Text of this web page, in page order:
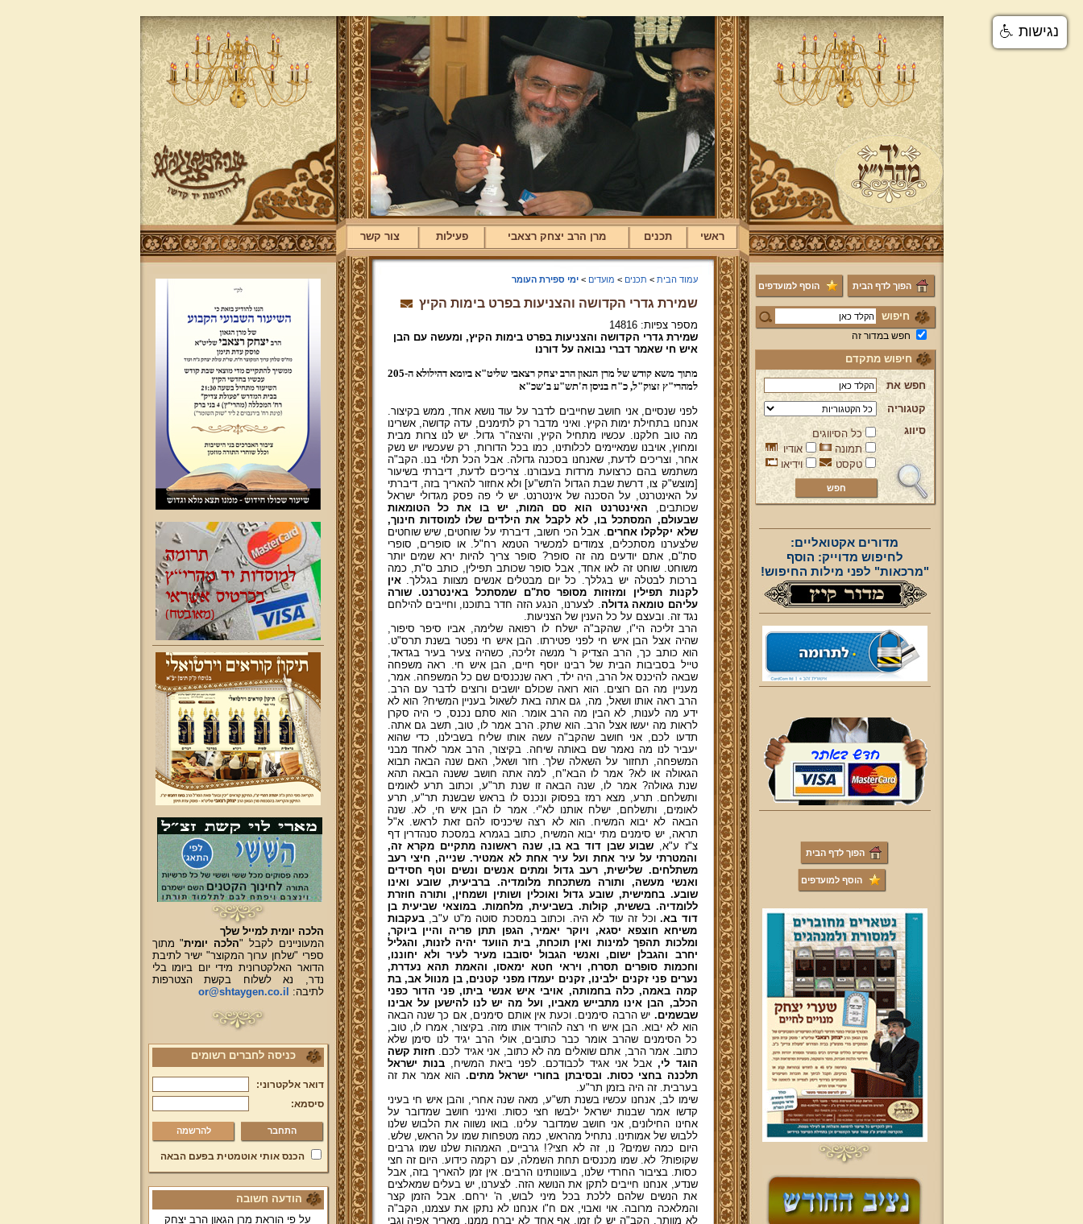
ראשי תכנים מרן הרב יצחק רצאבי פעילות צור קשר
הפוך לדף הבית הוסף למועדפים
חיפוש
חפש במדור זה
חיפוש מתקדם
חפש את
קטגוריה
סיווג
כל הסיווגים
תמונה
אודיו
טקסט
וידיאו
מדורים אקטואליים:
לחיפוש מדוייק: הוסף
"מרכאות" לפני מילות החיפוש!
הפוך לדף הבית
הוסף למועדפים
עמוד הבית > תכנים > מועדים >ימי ספירת העומר
שמירת גדרי הקדושה והצניעות בפרט בימות הקיץ
מספר צפיות: 14816
שמירת גדרי הקדושה והצניעות בפרט בימות הקיץ, ומעשה עם הבן
איש חי שאמר דברי נבואה על דורנו
מתוך משא קודש של מרן הגאון הרב יצחק רצאבי שליט"א ביומא דהילולא ה-205
למהרי"ץ זצוק"ל, כ"ח בניסן ה'תש"ע ב'שכ"א
לפני שנסיים, אני חושב שחייבים לדבר על עוד נושא אחד, ממש בקיצור.
אנחנו בתחילת ימות הקיץ. ואיני מדבר רק לתימנים, עדה קדושה, אשרינו
מה טוב חלקנו. עכשיו מתחיל הקיץ, והיצה"ר גדול. יש לנו צרות מבית
ומחוץ, אויבנו שמאיימים לכלותינו, כמו בכל הדורות, רק שעכשיו יש נשק
אחר, וצריכים לדעת, שאנחנו בסכנה גדולה. אבל הכל תלוי בנו. הקב"ה
משתמש בהם כרצועת מרדות בעבורנו. צריכים לדעת, דיברתי בשיעור
[מוצש"ק צו, דרשת שבת הגדול ה'תש"ע] ולא אחזור להאריך בזה, דיברתי
על האינטרנט, על הסכנה של אינטרנט. יש לי פה פסק מגדולי ישראל
שכותבים, האינטרנט הוא סם המות, יש בו את כל הטומאות
שבעולם, המסתכל בו, לא לקבל את הילדים שלו למוסדות חינוך,
שלא יקלקלו אחרים. אבל הכי חשוב, דיברתי על שוחטים, שיש שוחטים
שלצערנו מסתכלים, צמודים למכשיר הטמא רח"ל. או סופרים, סופרי
סת"ם, אתם יודעים מה זה סופר? סופר צריך להיות ירא שמים יותר
משוחט. שוחט זה לאו אחד, אבל סופר שכותב תפילין, כותב ס"ת, כמה
ברכות לבטלה יש בגללך. כל יום מבטלים אנשים מצוות בגללך.אין
לקנות תפילין ומזוזות מסופר סת"ם שמסתכל באינטרנט. שורה
עליהם טומאה גדולה. לצערנו, הנגע הזה חדר בתוכנו, וחייבים להילחם
נגד זה. ובעצם על כל הענין של הצניעות.
הרב זליכה הי"ו, שהקב"ה ישלח לו רפואה שלימה, אביו סיפר סיפור,
שהיה אצל הבן איש חי לפני פטירתו. הבן איש חי נפטר בשנת תרס"ט.
הוא כותב כך, הרב הצדיק ר' מנשה זליכה, כשהיה צעיר בעיר בגדאד,
טייל בסביבות הבית של רבינו יוסף חיים, הבן איש חי. ראה משפחה
שבאה להיכנס אל הרב, היה ילד, ראה שנכנסים שם כל המשפחה. אמר,
מעניין מה הם רוצים. הוא רואה שכולם יושבים ורוצים לדבר עם הרב.
הרב ראה אותו ושאל, מה, גם אתה באת לשאול בעניין המשיח? הוא לא
ידע מה לענות, לא הבין מה הרב אומר. הוא סתם נכנס, כי היה סקרן
לראות מה יעשו אצל הרב. הוא שתק. הרב אמר לו, טוב, תשב גם אתה.
תדעו לכם, אני חושב שהקב"ה עשה אותו שליח בשבילנו, כדי שהוא
יעביר לנו מה נאמר שם באותה שיחה. בקיצור, הרב אמר לאחד מבני
המשפחה, תחזור על השאלה שלך. חזר ושאל, האם שנה הבאה תבוא
הגאולה או לא? אמר לו הבא"ח, למה אתה חושב ששנה הבאה תהא
שנת גאולה? אמר לו, שנה הבאה זו שנת תר"ע, וכתוב תרע לאומים
ותשלחם. תרע, מצא רמז בפסוק ונכנס לו בראש שבשנת תר"ע, תרע
לאומים, ותשלחם, ישלח אותנו לא"י. אמר לו הבן איש חי, לא. שנה
הבאה לא יבוא המשיח. הוא לא רצה שיכניסו להם זאת לראש. א"ל
תראה, יש סימנים מתי יבוא המשיח, כתוב בגמרא במסכת סנהדרין דף
צ"ז ע"א, שבוע שבן דוד בא בו, שנה ראשונה מתקיים מקרא זה,
והמטרתי על עיר אחת ועל עיר אחת לא אמטיר. שנייה, חיצי רעב
משתלחים. שלישית, רעב גדול ומתים אנשים ונשים וטף חסידים
ואנשי מעשה, ותורה משתכחת מלומדיה. ברביעית, שובע ואינו
שובע. בחמישית, שובע גדול ואוכלין ושותין ושמחין, ותורה חוזרת
ללומדיה. בששית, קולות. בשביעית, מלחמות. במוצאי שביעית בן
דוד בא. וכל זה עוד לא היה. וכתוב במסכת סוטה מ"ט ע"ב,בעקבות
משיחא חוצפא יסגא, ויוקר יאמיר, הגפן תתן פריה והיין ביוקר,
ומלכות תהפך למינות ואין תוכחת, בית הוועד יהיה לזנות, והגליל
יחרב והגבלן ישום, ואנשי הגבול יסובבו מעיר לעיר ולא יחוננו,
וחכמות סופרים תסרח, ויראי חטא ימאסו, והאמת תהא נעדרת,
נערים פני זקנים ילבינו, זקנים יעמדו מפני קטנים, בן מנוול אב, בת
קמה באמה, כלה בחמותה, אויבי איש אנשי ביתו, פני הדור כפני
הכלב, הבן אינו מתבייש מאביו, ועל מה יש לנו להישען על אבינו
שבשמים. יש הרבה סימנים. וכעת אין אותם סימנים, אם כך שנה הבאה
הוא לא יבוא. הבן איש חי רצה להוריד אותו מזה. בקיצור, אמרו לו, טוב,
כל הסימנים שהרב אומר כבר כתובים, אולי הרב יגיד לנו סימן שלא
כתוב. אמר הרב, אתם שואלים מה לא כתוב, אני אגיד לכם. חזות קשה
הוגד לי,אבל אני אגיד לכבודכם. לפני ביאת המשיח,בנות ישראל
תלכנה בחצי כסות. ובסיבתן בחורי ישראל מתים. הוא אמר את זה
בערבית. זה היה בזמן תר"ע.
שימו לב, אנחנו עכשיו בשנת תש"ע, מאה שנה אחרי, והבן איש חי בעיני
קדשו אמר שבנות ישראל ילבשו חצי כסות. ואינני חושב שמדובר על
אחינו החילונים, אני חושב שמדובר עלינו. בואו נשווה את הלבוש שלנו
ללבוש של אמותינו. נתחיל מהראש, כמה מטפחות שמו על הראש, שלש.
היום כמה שמים? נו, זה לא חצי?! גרביים, האמהות שלנו שמו גרבים
שקופות? לא. שמו מכנסים תחת השמלה, עם רקמה כידוע. היום זה חצי
כסות. בציבור החרדי שלנו, בעוונותינו הרבים. אין זמן להאריך בזה, אבל
שנדע, אנחנו חייבים לתקן את הנושא הזה. לצערנו, יש בעלים שמאלצים
את הנשים שלהם ללכת בכל מיני לבוש, ה' ירחם. אבל הזמן קצר
והמלאכה מרובה. אוי ואבוי, אם ח"ו אנחנו לא נתקן את עצמנו, הקב"ה
לא מוותר. הקב"ה יש לו זמן, אף אחד לא יברח ממנו. מאריך אפיה וגבי
הלכה יומית למייל שלך
המעוניינים לקבל "הלכה יומית" מתוך
ספרי "שלחן ערוך המקוצר" ישיר לתיבת
הדואר האלקטרונית מידי יום ביומו בלי
נדר, נא לשלוח בקשת הצטרפות
לתיבה:
or@shtaygen.co.il
כניסה לחברים רשומים
דואר אלקטרוני:
סיסמא:
להרשמה
הכנס אותי אוטמטית בפעם הבאה
הודעה חשובה
על פי הוראת מרן הגאון הרב יצחק
נגישות